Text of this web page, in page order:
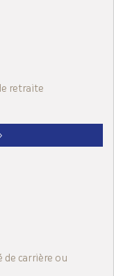
retraite
de carrière ou